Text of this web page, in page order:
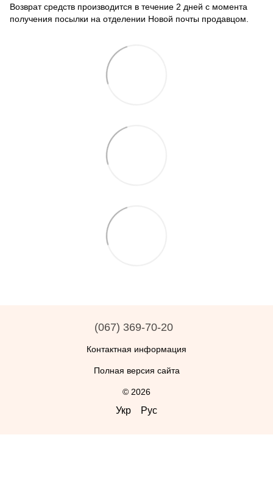
Возврат средств производится в течение 2 дней с момента
получения посылки на отделении Новой почты продавцом.
(067) 369-70-20
Контактная информация
Полная версия сайта
© 2026
Укр Рус